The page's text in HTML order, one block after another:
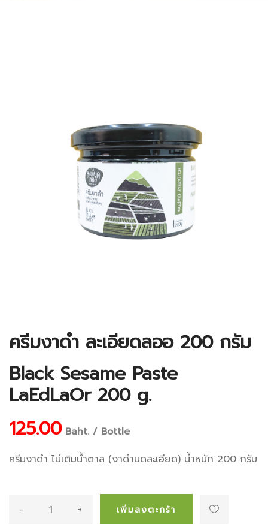
ครีมงาดำ ละเอียดลออ 200 กรัม
Black Sesame Paste
LaEdLaOr 200 g.
125.00Baht. / Bottle
ครีมงาดำ ไม่เติมน้ำตาล (งาดำบดละเอียด) น้ำหนัก 200 กรัม
- + เพิ่มลงตะกร้า